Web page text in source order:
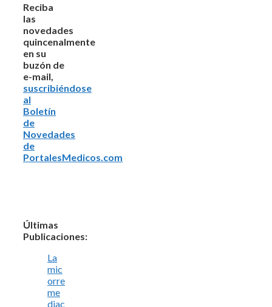
Reciba
las
novedades
quincenalmente
en su
buzón de
e-mail,
suscribiéndose
al
Boletín
de
Novedades
de
PortalesMedicos.com
Últimas
Publicaciones:
La
mic
orre
me
diac